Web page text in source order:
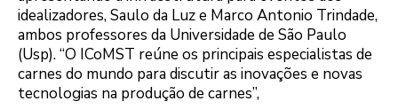
idealizadores, Saulo da Luz e Marco Antonio Trindade,
ambos professores da Universidade de São Paulo
(Usp). “O ICoMST reúne os principais especialistas de
carnes do mundo para discutir as inovações e novas
tecnologias na produção de carnes”,